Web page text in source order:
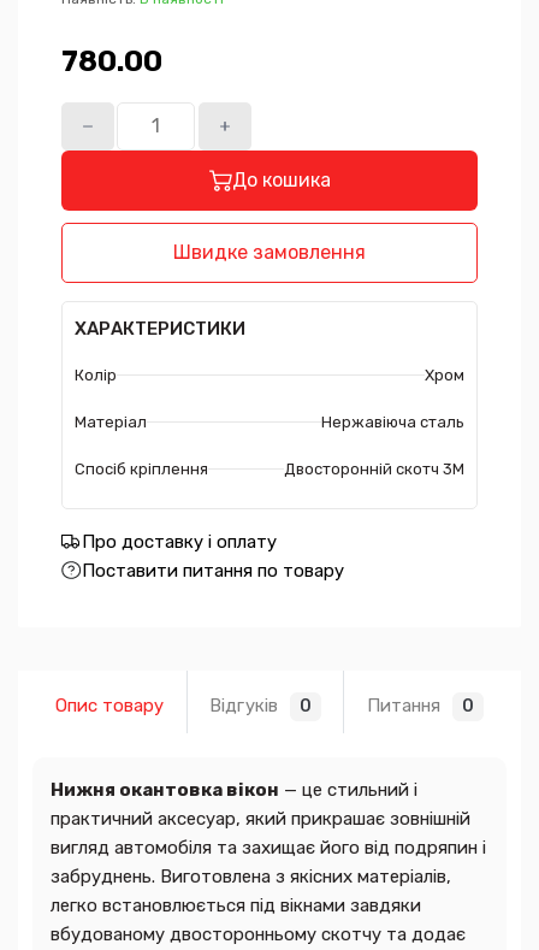
780.00₴
До кошика
Швидке замовлення
ХАРАКТЕРИСТИКИ
Колір Хром
Матеріал Нержавіюча сталь
Спосіб кріплення Двосторонній скотч 3М
Про доставку і оплату
Поставити питання по товару
Опис товару Відгуків 0 Питання 0
Нижня окантовка вікон — це стильний і
практичний аксесуар, який прикрашає зовнішній
вигляд автомобіля та захищає його від подряпин і
забруднень. Виготовлена з якісних матеріалів,
легко встановлюється під вікнами завдяки
вбудованому двосторонньому скотчу та додає